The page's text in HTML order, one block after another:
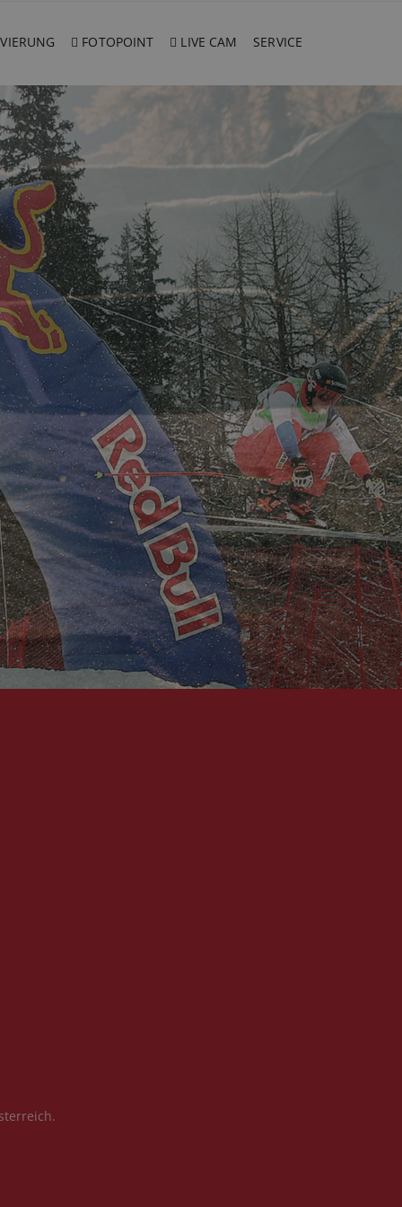
FOTOPOINT LIVE CAM SERVICE